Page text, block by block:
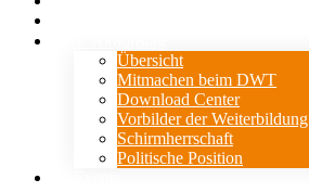
Übersicht
Mitmachen beim DWT
Download Center
Vorbilder der Weiterbildung
Schirmherrschaft
Politische Position